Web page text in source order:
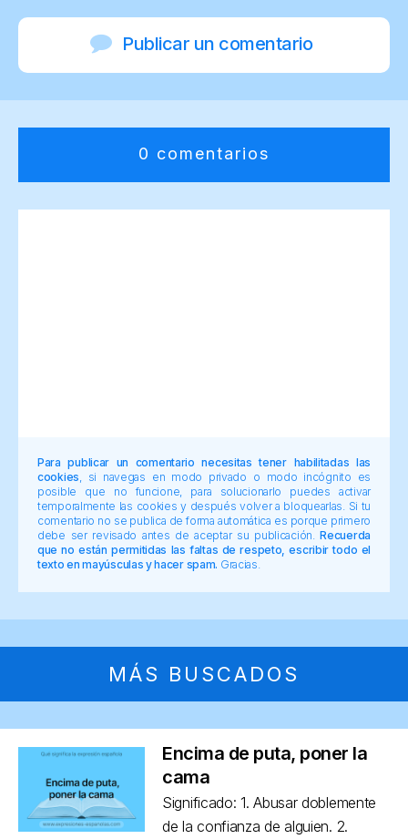
Publicar un comentario
0 comentarios
Para publicar un comentario necesitas tener habilitadas las
cookies , si navegas en modo privado o modo incógnito es
posible que no funcione, para solucionarlo puedes activar
temporalmente las cookies y después volver a bloquearlas. Si tu
comentario no se publica de forma automática es porque primero
debe ser revisado antes de aceptar su publicación.Recuerda
que no están permitidas las faltas de respeto, escribir todo el
texto en mayúsculas y hacer spam. Gracias.
MÁS BUSCADOS
Encima de puta, poner la
cama
Significado: 1. Abusar doblemente
de la confianza de alguien. 2.